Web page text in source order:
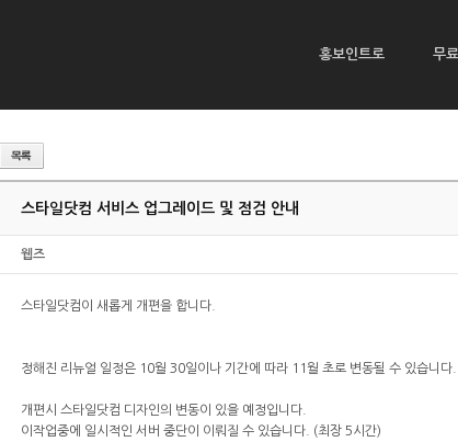
홍보인트로 무
스타일닷컴 서비스 업그레이드 및 점검 안내
웹즈
스타일닷컴이 새롭게 개편을 합니다.
정해진 리뉴얼 일정은 10월 30일이나 기간에 따라 11월 초로 변동될 수 있습니
개편시 스타일닷컴 디자인의 변동이 있을 예정입니다.
이작업중에 일시적인 서버 중단이 이뤄질 수 있습니다. (최장 5시간)